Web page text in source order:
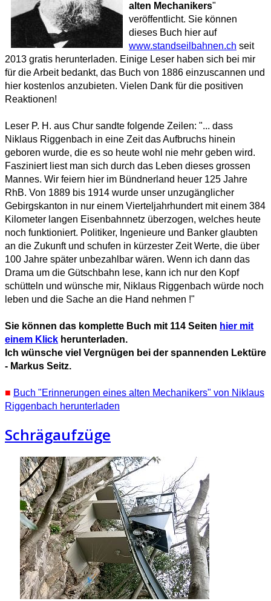
alten Mechanikers"
veröffentlicht. Sie können
dieses Buch hier auf
www.standseilbahnen.ch seit
2013 gratis herunterladen. Einige Leser haben sich bei mir
für die Arbeit bedankt, das Buch von 1886 einzuscannen und
hier kostenlos anzubieten. Vielen Dank für die positiven
Reaktionen!
Leser P. H. aus Chur sandte folgende Zeilen: "... dass
Niklaus Riggenbach in eine Zeit das Aufbruchs hinein
geboren wurde, die es so heute wohl nie mehr geben wird.
Fasziniert liest man sich durch das Leben dieses grossen
Mannes. Wir feiern hier im Bündnerland heuer 125 Jahre
RhB. Von 1889 bis 1914 wurde unser unzugänglicher
Gebirgskanton in nur einem Vierteljahrhundert mit einem 384
Kilometer langen Eisenbahnnetz überzogen, welches heute
noch funktioniert. Politiker, Ingenieure und Banker glaubten
an die Zukunft und schufen in kürzester Zeit Werte, die über
100 Jahre später unbezahlbar wären. Wenn ich dann das
Drama um die Gütschbahn lese, kann ich nur den Kopf
schütteln und wünsche mir, Niklaus Riggenbach würde noch
leben und die Sache an die Hand nehmen !"
Sie können das komplette Buch mit 114 Seiten hier mit
einem Klick herunterladen.
Ich wünsche viel Vergnügen bei der spannenden Lektüre
- Markus Seitz.
■ Buch "Erinnerungen eines alten Mechanikers" von Niklaus
Riggenbach herunterladen
Schrägaufzüge